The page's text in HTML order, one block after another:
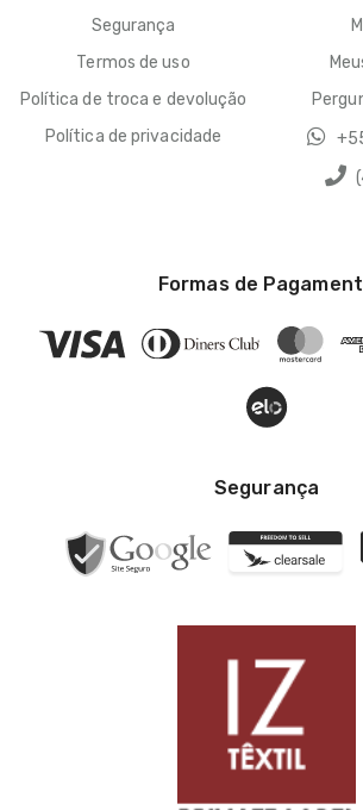
Segurança
Termos de uso
Política de troca e devolução
Política de privacidade
Formas de
Segurança